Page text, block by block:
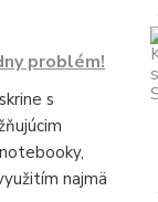
problém!
s
najmä